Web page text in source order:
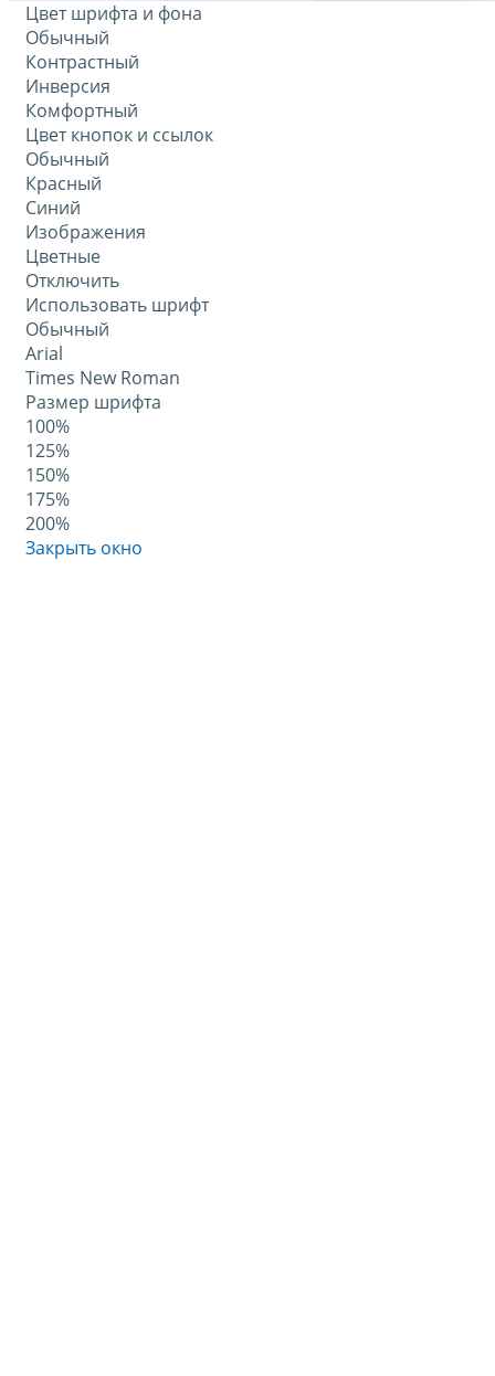
Цвет шрифта и фона
Обычный
Контрастный
Инверсия
Комфортный
Цвет кнопок и ссылок
Обычный
Красный
Синий
Изображения
Цветные
Отключить
Использовать шрифт
Обычный
Arial
Times New Roman
Размер шрифта
100%
125%
150%
175%
200%
Закрыть окно